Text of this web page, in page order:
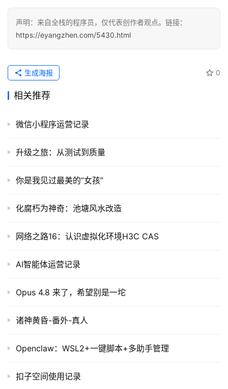
开
源
常
用
接
声明：来自全栈的程序员，仅代表创作者观点。链接：
https://eyangzhen.com/5430.html
0
生成海报
相关推荐
微信小程序运营记录
升级之旅：从测试到质量
你是我见过最美的“女孩”
化腐朽为神奇：池塘风水改造
网络之路16：认识虚拟化环境H3C CAS
AI智能体运营记录
Opus 4.8 来了，希望别是一坨
诸神黄昏-番外-真人
Openclaw：WSL2+一键脚本+多助手管理
扣子空间使用记录